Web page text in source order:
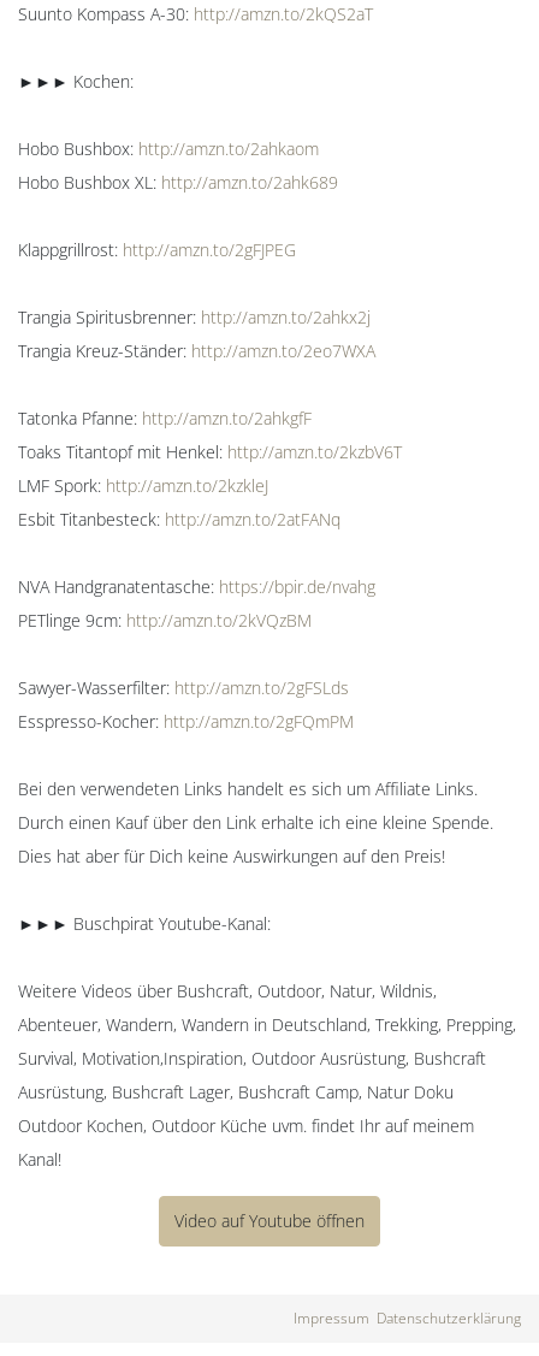
Suunto Kompass A-30: http://amzn.to/2kQS2aT
►►► Kochen:
Hobo Bushbox: http://amzn.to/2ahkaom
Hobo Bushbox XL: http://amzn.to/2ahk689
Klappgrillrost: http://amzn.to/2gFJPEG
Trangia Spiritusbrenner: http://amzn.to/2ahkx2j
Trangia Kreuz-Ständer: http://amzn.to/2eo7WXA
Tatonka Pfanne: http://amzn.to/2ahkgfF
Toaks Titantopf mit Henkel: http://amzn.to/2kzbV6T
LMF Spork: http://amzn.to/2kzkleJ
Esbit Titanbesteck: http://amzn.to/2atFANq
NVA Handgranatentasche: https://bpir.de/nvahg
PETlinge 9cm: http://amzn.to/2kVQzBM
Sawyer-Wasserfilter: http://amzn.to/2gFSLds
Esspresso-Kocher: http://amzn.to/2gFQmPM
Bei den verwendeten Links handelt es sich um Affiliate Links.
Durch einen Kauf über den Link erhalte ich eine kleine Spende.
Dies hat aber für Dich keine Auswirkungen auf den Preis!
►►► Buschpirat Youtube-Kanal:
Weitere Videos über Bushcraft, Outdoor, Natur, Wildnis,
Abenteuer, Wandern, Wandern in Deutschland, Trekking, Prepping,
Survival, Motivation,Inspiration, Outdoor Ausrüstung, Bushcraft
Ausrüstung, Bushcraft Lager, Bushcraft Camp, Natur Doku
Outdoor Kochen, Outdoor Küche uvm. findet Ihr auf meinem
Kanal!
Video auf Youtube öffnen
Impressum Datenschutzerklärung